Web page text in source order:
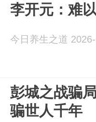
李开元：难
今日养生之道
彭城之战骗
骗世人千年